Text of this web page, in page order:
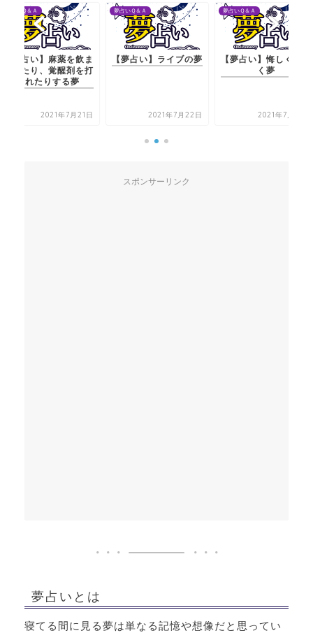
夢占いＱ＆Ａ
【夢占い】麻薬を飲ま
されたり、覚醒剤を打
たれたりする夢
2021年7月21日
夢占いＱ＆Ａ
【夢占い】ライブの夢
2021年7月22日
夢占いＱ＆Ａ
【夢占い】悔しくて泣
く夢
2021年7月20日
スポンサーリンク
夢占いとは
寝てる間に見る夢は単なる記憶や想像だと思ってい